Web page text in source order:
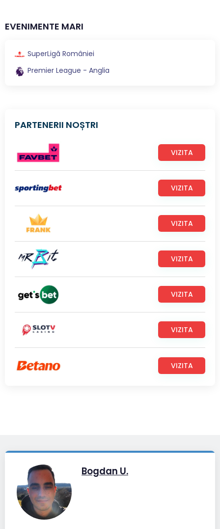
EVENIMENTE MARI
SuperLigă României
Premier League - Anglia
PARTENERII NOȘTRI
VIZITA
VIZITA
VIZITA
VIZITA
VIZITA
VIZITA
VIZITA
Bogdan U.